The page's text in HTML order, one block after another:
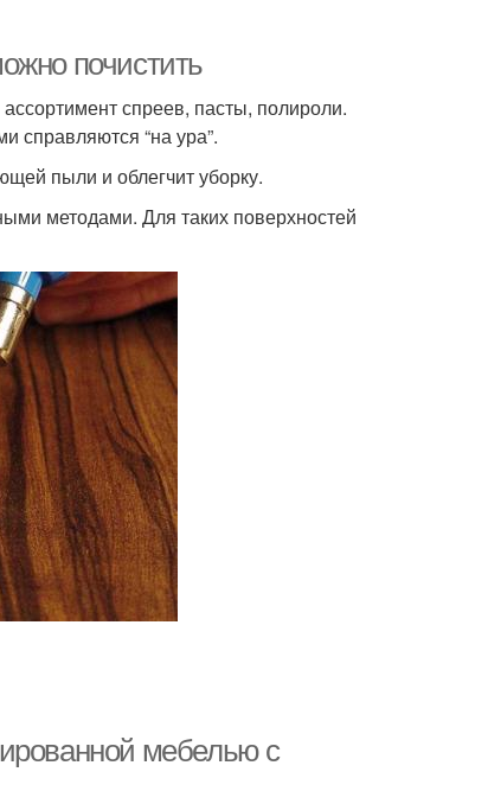
почистить
спреев, пасты, полироли.
справляются “на ура”.
пыли и облегчит уборку.
методами. Для таких поверхностей
мебелью с